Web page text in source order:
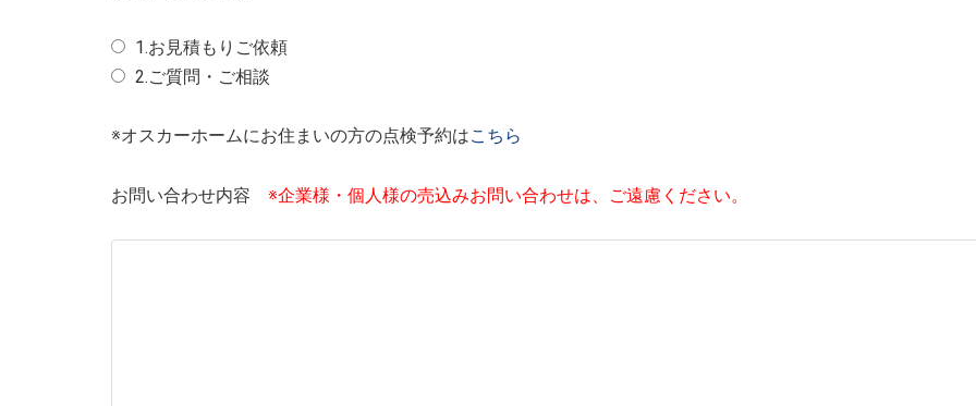
1.お見積もりご依頼
2.ご質問・ご相談
※オスカーホームにお住まいの方の点検予約はこちら
お問い合わせ内容 ※企業様・個人様の売込みお問い合わせは、ご遠慮ください。